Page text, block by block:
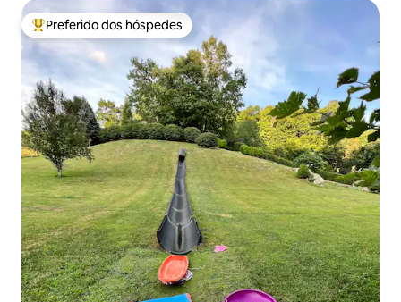
Entre os melhores preferidos dos hóspedes
Preferido dos hóspedes